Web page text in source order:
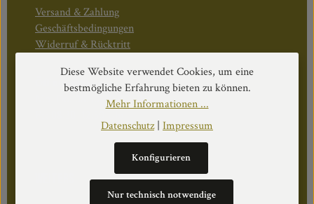
Versand & Zahlung
Geschäftsbedingungen
Widerruf & Rücktritt
Öffnungszeiten:
Mo–Do: 08:30–17:00 Uhr
Diese Website verwendet Cookies, um eine
bestmögliche Erfahrung bieten zu können.
Mehr Informationen ...
Datenschutz| Impressum
Nur technisch notwendige
Konfigurieren